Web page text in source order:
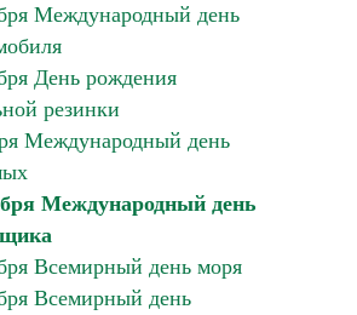
Международный день
День рождения
резинки
Международный день
Международный день
Всемирный день моря
Всемирный день